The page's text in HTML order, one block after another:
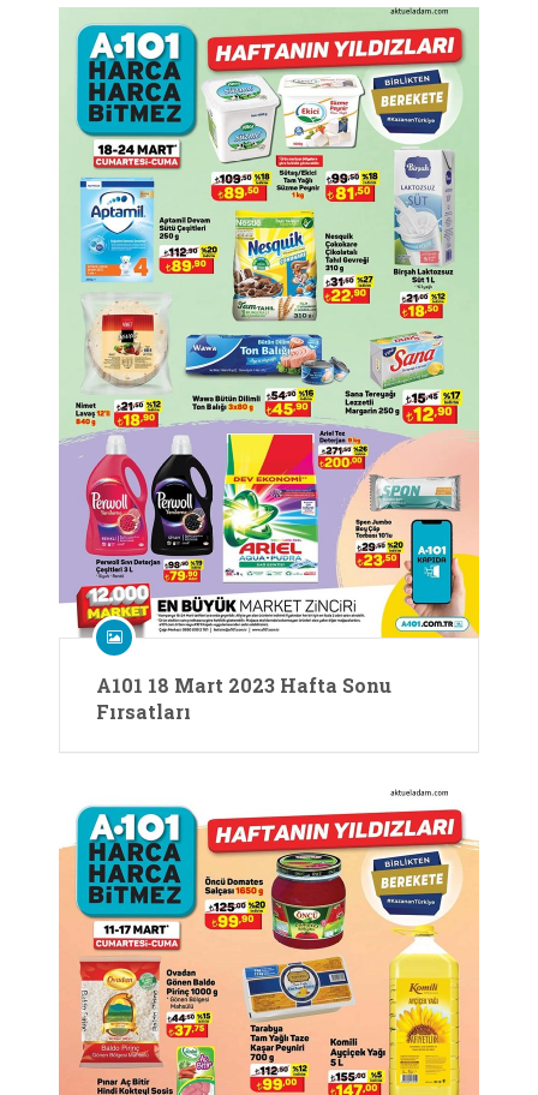
A101 18 Mart 2023 Hafta Sonu
Fırsatları